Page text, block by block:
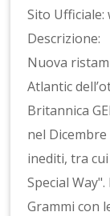
Sito Ufficiale:
Descrizione:
Nuova
Atlantic
Britannica
nel
inediti, tra
Special
Grammi con